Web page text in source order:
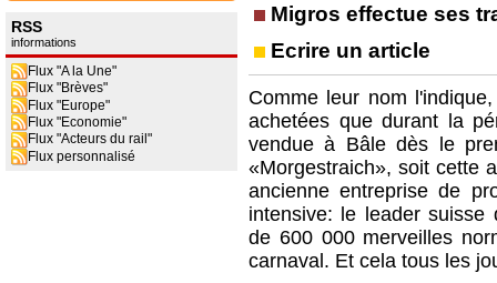
RSS
informations
Flux "A la Une"
Flux "Brèves"
Flux "Europe"
Flux "Economie"
Flux "Acteurs du rail"
Flux personnalisé
Migros effectue ses
Ecrire un article
Comme leur nom
achetées que durant la
vendue à Bâle dès le
«Morgestraich», soit cette
ancienne entreprise de
intensive: le leader suisse
de 600 000 merveilles
carnaval. Et cela tous les